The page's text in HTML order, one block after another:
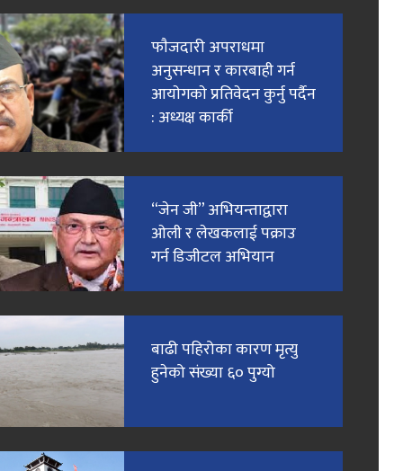
फाैजदारी अपराधमा
अनुसन्धान र कारबाही गर्न
आयाेगकाे प्रतिवेदन कुर्नु पर्दैन
: अध्यक्ष कार्की
“जेन जी” अभियन्ताद्वारा
ओली र लेखकलाई पक्राउ
गर्न डिजीटल अभियान
बाढी पहिरोका कारण मृत्यु
हुनेको संख्या ६० पुग्यो